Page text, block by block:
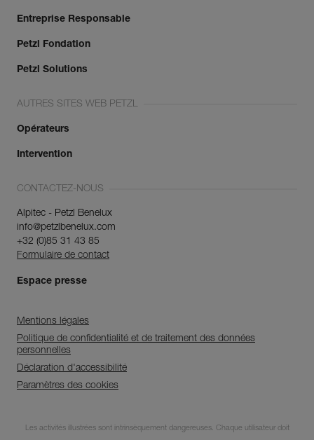
newsletter
Entreprise Responsable
Petzl Fondation
Petzl Solutions
AUTRES SITES WEB PETZL
Opérateurs
Intervention
CONTACTEZ-NOUS
Alpitec - Petzl Benelux
info@petzlbenelux.com
+32 (0)85 31 43 85
Formulaire de contact
Espace presse
Mentions légales
Politique de confidentialité et de traitement des données
personnelles
Déclaration d'accessibilité
Paramètres des cookies
Les activités illustrées sont intrinsèquement dangereuses. Chaque utilisateur doit